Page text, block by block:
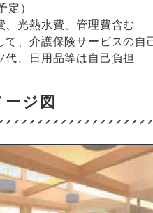
定）
光熱水費、管理費含む
、介護保険サービスの自
、日用品等は自己負担
ジ図